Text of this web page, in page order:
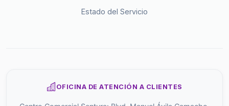
Estado del Servicio
OFICINA DE ATENCIÓN A CLIENTES